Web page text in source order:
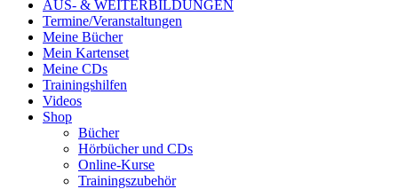
AUS- & WEITERBILDUNGEN
Termine/Veranstaltungen
Meine Bücher
Mein Kartenset
Meine CDs
Trainingshilfen
Videos
Shop
Bücher
Hörbücher und CDs
Online-Kurse
Trainingszubehör